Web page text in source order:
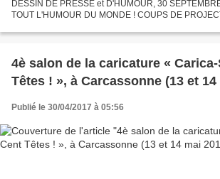
DESSIN DE PRESSE et D'HUMOUR, 30
TOUT L'HUMOUR DU MONDE ! COUPS DE
4è salon de la caricature «
Têtes ! », à Carcassonne (13 et 14
Publié le 30/04/2017 à 05:56